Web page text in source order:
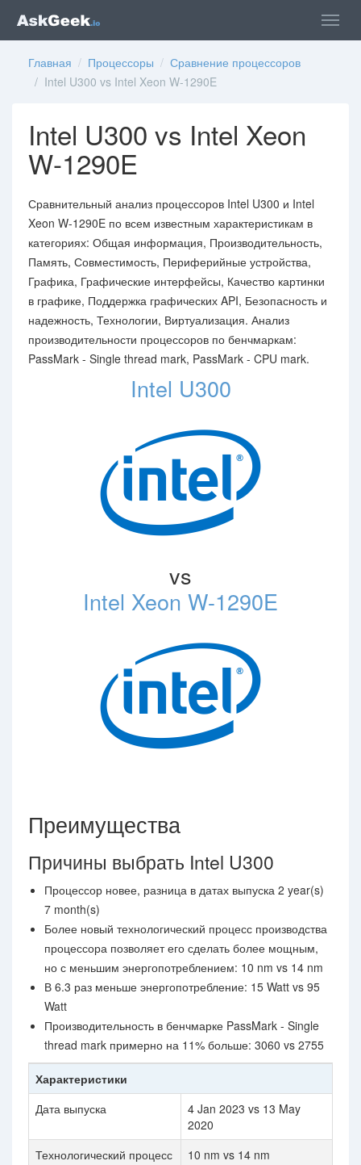
Главная / Процессоры / Сравнение процессоров
/ Intel U300 vs Intel Xeon W-1290E
Intel U300 vs Intel Xeon
W-1290E
Сравнительный анализ процессоров Intel U300 и Intel
Xeon W-1290E по всем известным характеристикам в
категориях: Общая информация, Производительность,
Память, Совместимость, Периферийные устройства,
Графика, Графические интерфейсы, Качество картинки
в графике, Поддержка графических API, Безопасность и
надежность, Технологии, Виртуализация. Анализ
производительности процессоров по бенчмаркам:
PassMark - Single thread mark, PassMark - CPU mark.
Intel U300
vs
Intel Xeon W-1290E
Преимущества
Причины выбрать Intel U300
Процессор новее, разница в датах выпуска 2 year(s)
7 month(s)
Более новый технологический процесс производства
процессора позволяет его сделать более мощным,
но с меньшим энергопотреблением: 10 nm vs 14 nm
В 6.3 раз меньше энергопотребление: 15 Watt vs 95
Watt
Производительность в бенчмарке PassMark - Single
thread mark примерно на 11% больше: 3060 vs 2755
Характеристики
Дата выпуска
4 Jan 2023 vs 13 May
2020
Технологический процесс
10 nm vs 14 nm